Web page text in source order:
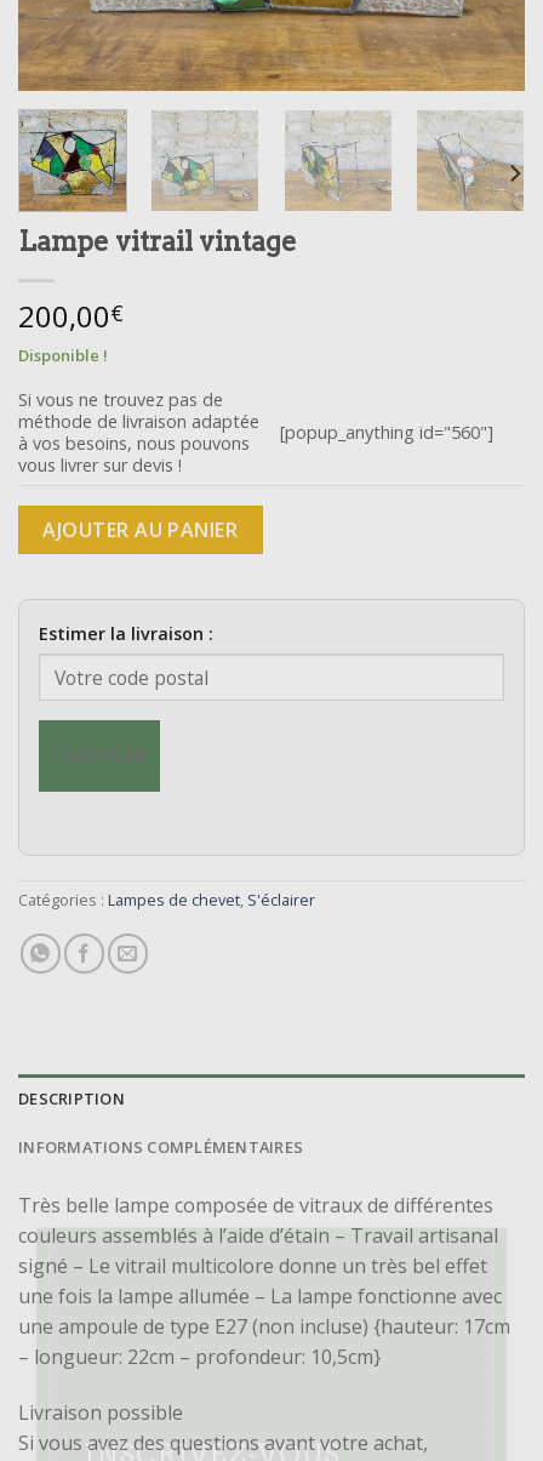
×
Lampe vitrail vintage
200,00€
Disponible !
Si vous ne trouvez pas de
méthode de livraison adaptée
à vos besoins, nous pouvons
vous livrer sur devis !
[popup_anything id="560"]
AJOUTER AU PANIER
Estimer la livraison :
CALCULER
Catégories : Lampes de chevet, S'éclairer
DESCRIPTION
INFORMATIONS COMPLÉMENTAIRES
Très belle lampe composée de vitraux de différentes
couleurs assemblés à l’aide d’étain – Travail artisanal
signé – Le vitrail multicolore donne un très bel effet
une fois la lampe allumée – La lampe fonctionne avec
une ampoule de type E27 (non incluse) {hauteur: 17cm
– longueur: 22cm – profondeur: 10,5cm}
Livraison possible
Si vous avez des questions avant votre achat,